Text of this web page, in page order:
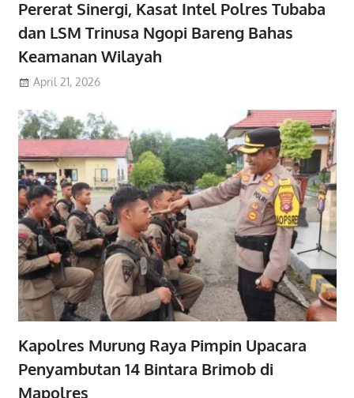
Pererat Sinergi, Kasat Intel Polres Tubaba
dan LSM Trinusa Ngopi Bareng Bahas
Keamanan Wilayah
April 21, 2026
Kapolres Murung Raya Pimpin Upacara
Penyambutan 14 Bintara Brimob di
Mapolres